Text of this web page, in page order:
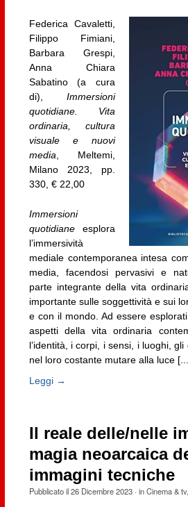
Federica Cavaletti,
Filippo Fimiani,
Barbara Grespi,
Anna Chiara
Sabatino (a cura
di),Immersioni
quotidiane. Vita
ordinaria, cultura
visuale e nuovi
media , Meltemi,
Milano 2023, pp.
330, € 22,00
Immersioni
quotidianeesplora
l’immersività
mediale contemporanea intesa
media, facendosi pervasivi e
parte integrante della vita
importante sulle soggettività e sui
e con il mondo. Ad essere
aspetti della vita ordinaria
l’identità, i corpi, i sensi, i luoghi,
nel loro costante mutare alla luce
Leggi →
Il reale delle/nelle
magia neoarcaica
immagini tecniche
Pubblicato il26 Dicembre 2023· inCinema & tv,